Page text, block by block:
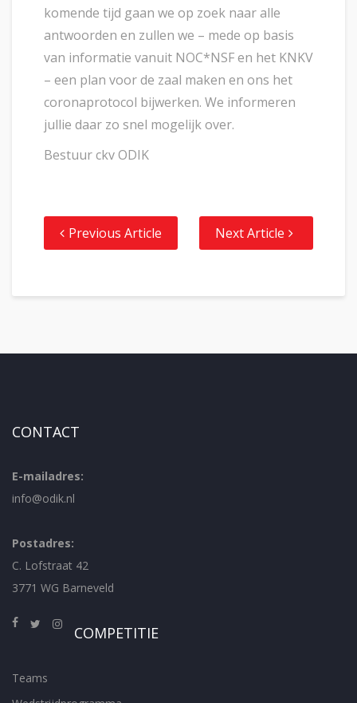
komende tijd gaan we op zoek naar alle
antwoorden en zullen we – mede op basis
van informatie vanuit NOC*NSF en het KNKV
– een plan voor de zaal maken en ons het
coronaprotocol bijwerken. We informeren
jullie daar zo snel mogelijk over.
Bestuur ckv ODIK
Previous Article Next Article
CONTACT
E-mailadres:
info@odik.nl
Postadres:
C. Lofstraat 42
3771 WG Barneveld
COMPETITIE
Teams